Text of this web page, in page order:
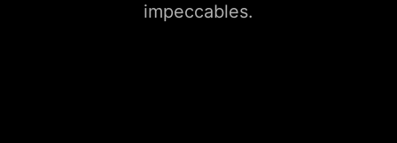
impeccables.